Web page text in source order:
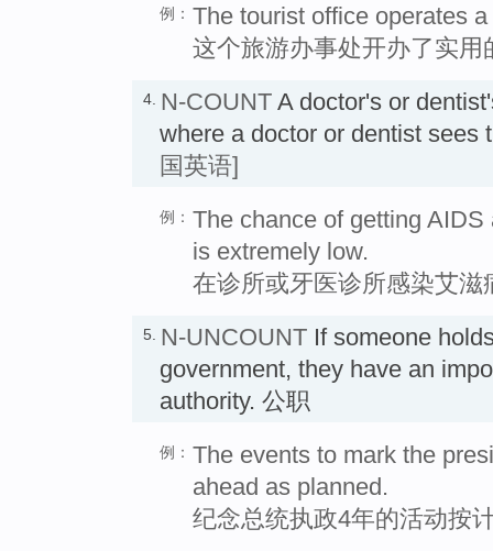
例： The tourist office operates
这个旅游办事处开办了实用
4. N-COUNT A doctor's or
where a doctor or dentist sees
国英语]
例： The chance of getting
is extremely low.
在诊所或牙医诊所感染艾滋
5. N-UNCOUNT If someone
government, they have an
authority. 公职
例： The events to mark the
ahead as planned.
纪念总统执政4年的活动按